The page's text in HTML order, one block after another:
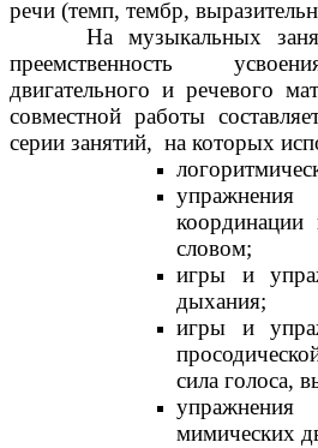
речи (темп, тембр,
На музыкальных
преемственность
двигательного и речевого
совместной работы
серии занятий, на которых
словом;
игры и
дыхания;
игры и
сила голоса,
мимических